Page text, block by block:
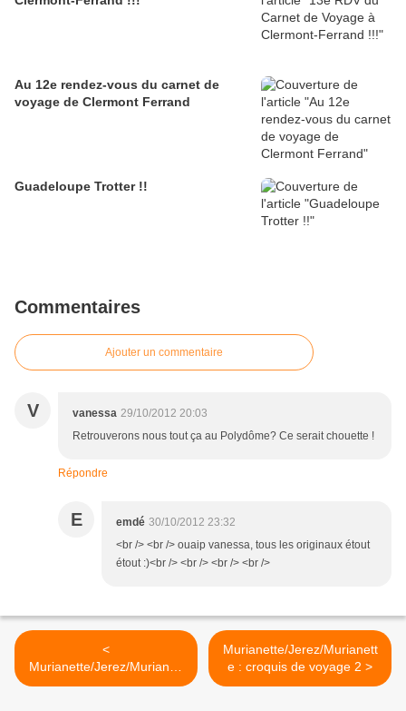
Au 12e rendez-vous du carnet de
voyage de Clermont Ferrand
Guadeloupe Trotter !!
Commentaires
Ajouter un commentaire
V vanessa 29/10/2012 20:03
Retrouverons nous tout ça au Polydôme? Ce serait chouette !
Répondre
E emdé 30/10/2012 23:32
<br /> <br /> ouaip vanessa, tous les originaux étout
étout :)<br /> <br /> <br /> <br />
<
Murianette/Jerez/Murianett
e : croquis de voyage 1
Murianette/Jerez/Murianett
e : croquis de voyage 2 >